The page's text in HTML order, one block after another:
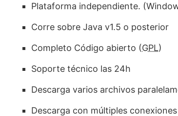
Plataforma independiente.
Corre sobre Java v1.5 o posterior
Completo Código abierto (GPL)
Soporte técnico las 24h
Descarga varios archivos
Descarga con múltiples conexiones